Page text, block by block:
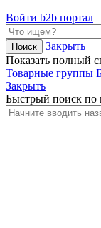
Войти b2b портал
Закрыть
Показать полный
Товарные группы
Закрыть
Быстрый поиск по